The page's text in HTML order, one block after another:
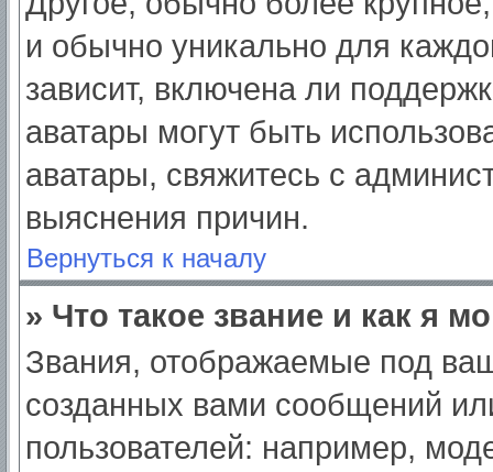
и обычно уникально для
зависит, включена ли
аватары могут быть
аватары, свяжитесь с
выяснения причин.
Вернуться к началу
» Что такое звание и как я
Звания, отображаемые под
созданных вами сообщений
пользователей: например,